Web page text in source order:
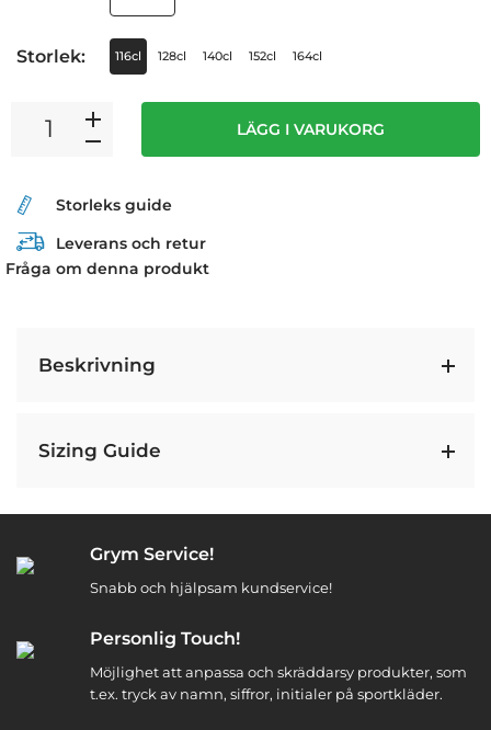
Storlek: 116cl 128cl 140cl 152cl 164cl
LÄGG I VARUKORG
Storleks guide
Leverans och retur
Fråga om denna produkt
Beskrivning
Sizing Guide
Grym Service!
Snabb och hjälpsam kundservice!
Personlig Touch!
Möjlighet att anpassa och skräddarsy produkter, som
t.ex. tryck av namn, siffror, initialer på sportkläder.